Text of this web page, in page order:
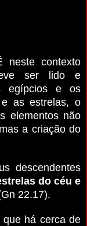
neste contexto
ser lido e
egípcios e os
as estrelas, o
elementos não
a criação do
descendentes
do céu e
22.17).
que há cerca de